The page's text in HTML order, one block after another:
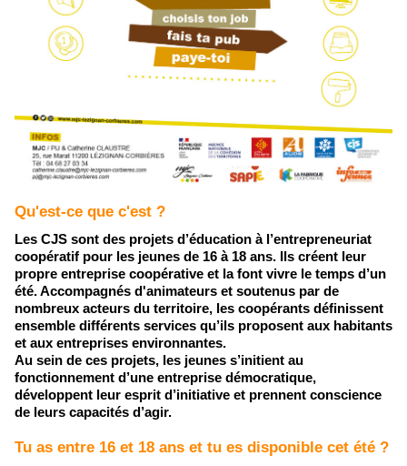
Qu'est-ce que c'est ?
Les CJS sont des projets d’éducation à l’entrepreneuriat
coopératif pour les jeunes de 16 à 18 ans. Ils créent leur
propre entreprise coopérative et la font vivre le temps d’un
été. Accompagnés d'animateurs et soutenus par de
nombreux acteurs du territoire, les coopérants définissent
ensemble différents services qu’ils proposent aux habitants
et aux entreprises environnantes.
Au sein de ces projets, les jeunes s’initient au
fonctionnement d’une entreprise démocratique,
développent leur esprit d’initiative et prennent conscience
de leurs capacités d’agir.
Tu as entre 16 et 18 ans et tu es disponible cet été ?